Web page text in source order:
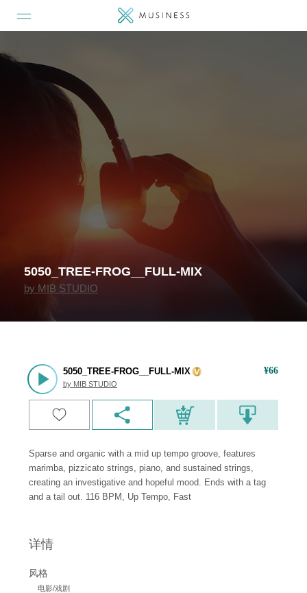
5050_TREE-FROG__FULL-MIX
by MIB STUDIO
5050_TREE-FROG__FULL-MIX
by MIB STUDIO
¥66
Sparse and organic with a mid up tempo groove, features
marimba, pizzicato strings, piano, and sustained strings,
creating an investigative and hopeful mood. Ends with a tag
and a tail out. 116 BPM, Up Tempo, Fast
详情
风格
电影/戏剧